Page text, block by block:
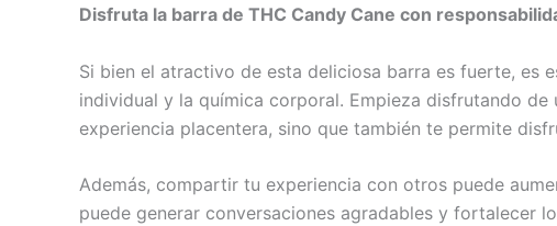
Disfruta la barra de THC Candy Cane con
Si bien el atractivo de esta deliciosa barra es fuerte, es
individual y la química corporal. Empieza disfrutando
experiencia placentera, sino que también te permite
Además, compartir tu experiencia con otros puede
puede generar conversaciones agradables y fortalecer